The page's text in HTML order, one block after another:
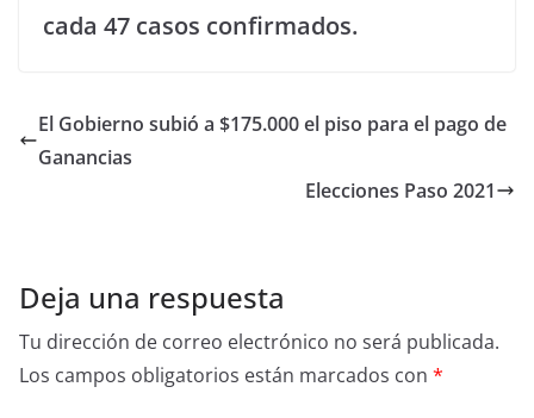
cada 47 casos confirmados.
El Gobierno subió a $175.000 el piso para el pago de
Ganancias
Elecciones Paso 2021
Deja una respuesta
Tu dirección de correo electrónico no será publicada.
Los campos obligatorios están marcados con *